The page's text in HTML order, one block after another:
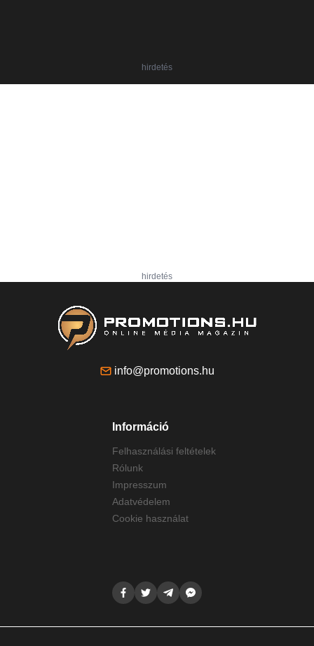
hirdetés
hirdetés
info@promotions.hu
Információ
Felhasználási feltételek
Rólunk
Impresszum
Adatvédelem
Cookie használat